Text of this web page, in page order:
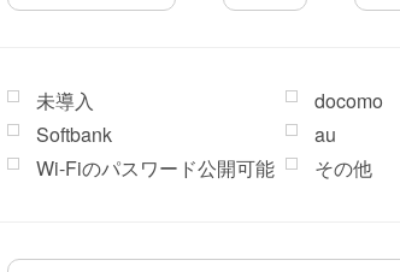
未導入
docomo
Softbank
au
Wi-Fiのパスワード公開可能
その他